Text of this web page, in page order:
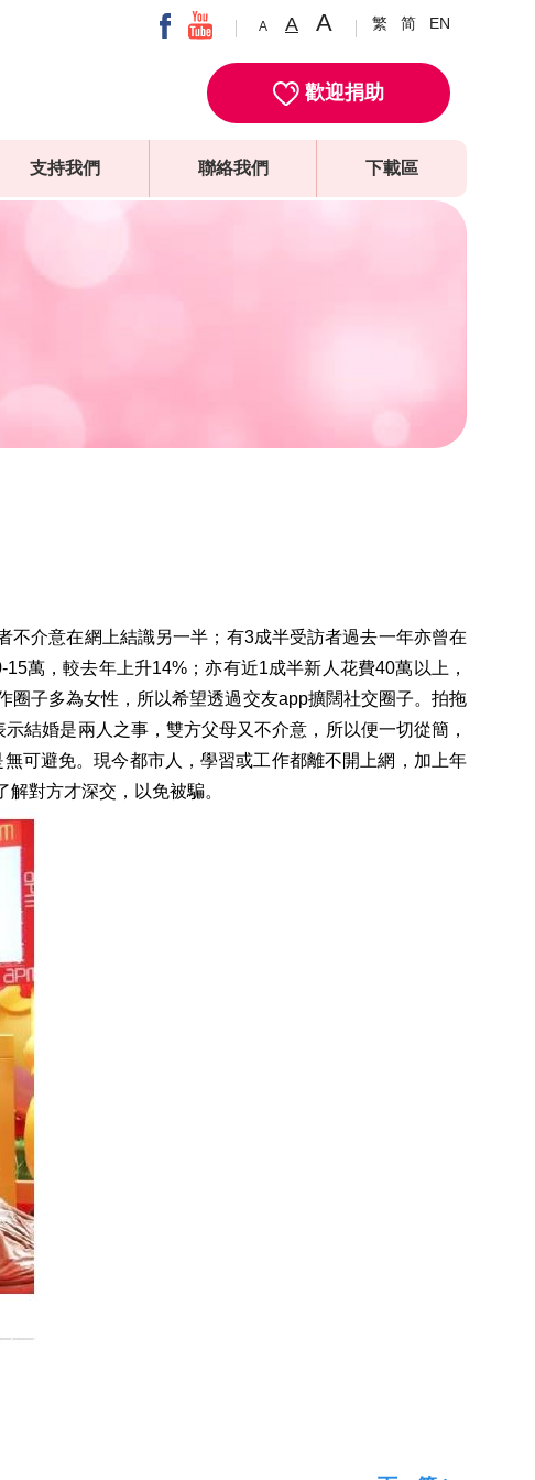
A A A 繁 简 EN
歡迎捐助
支持我們 聯絡我們 下載區
介意在網上結識另一半；有3成半受訪者過去一年亦曾在
萬，較去年上升14%；亦有近1成半新人花費40萬以上，
子多為女性，所以希望透過交友app擴闊社交圈子。拍拖
結婚是兩人之事，雙方父母又不介意，所以便一切從簡，
可避免。現今都市人，學習或工作都離不開上網，加上年
對方才深交，以免被騙。